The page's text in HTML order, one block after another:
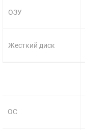
ОЗУ
Жесткий диск
ОС